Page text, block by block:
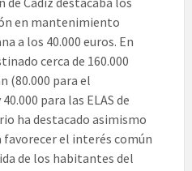
en mantenimiento
a los 40.000 euros. En
cerca de 160.000
(80.000 para el
para las ELAS de
ha destacado asimismo
favorecer el interés común
de los habitantes del